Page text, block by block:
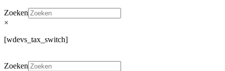
Zoeken
×
[wdevs_tax_switch]
Zoeken